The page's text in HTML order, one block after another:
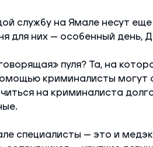
службу на Ямале несут
для них — особенный день,
пуля? Та, на
криминалисты могут
на криминалиста
специалисты — это и